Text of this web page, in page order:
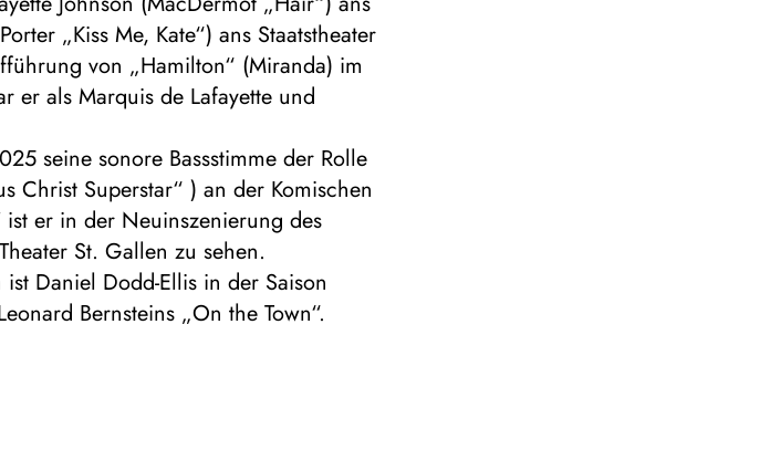
„Kiss Me, Kate“) ans Staatstheater
von „Hamilton“ (Miranda) im
er als Marquis de Lafayette und
seine sonore Bassstimme der Rolle
Christ Superstar“ ) an der Komischen
er in der Neuinszenierung des
St. Gallen zu sehen.
Daniel Dodd-Ellis in der Saison
Bernsteins „On the Town“.